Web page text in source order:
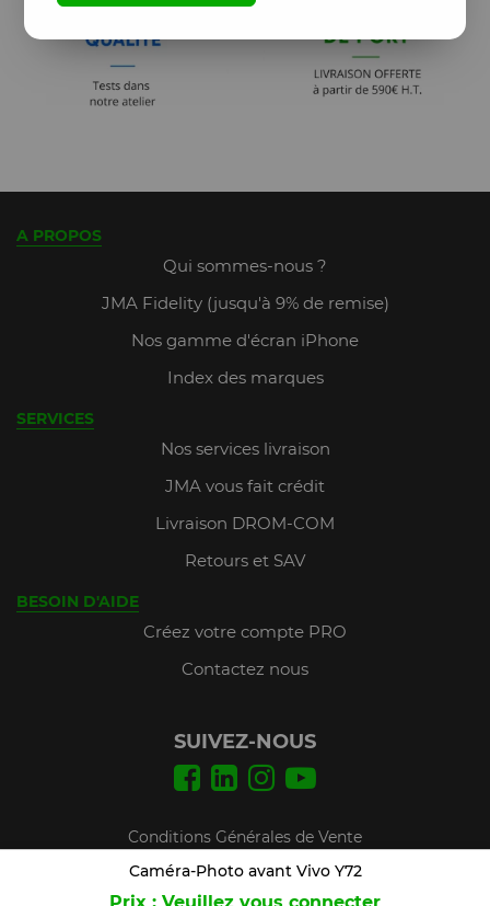
Caméra-Photo avant Vivo Y72
A PROPOS
Qui sommes-nous ?
JMA Fidelity (jusqu'à 9% de remise)
Nos gamme d'écran iPhone
Index des marques
SERVICES
Nos services livraison
JMA vous fait crédit
Livraison DROM-COM
Retours et SAV
BESOIN D'AIDE
Créez votre compte PRO
Contactez nous
SUIVEZ-NOUS
Conditions Générales de Vente
Mentions légales